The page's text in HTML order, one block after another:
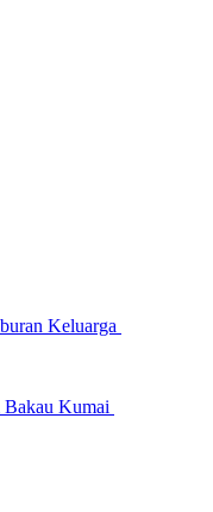
Keluarga
Bakau Kumai